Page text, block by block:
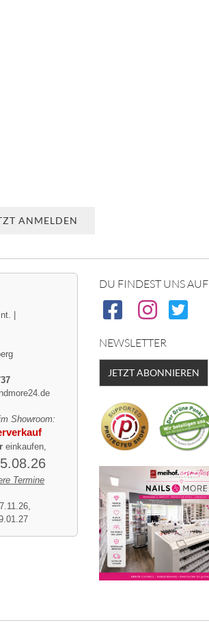
|
Showroom:
einkaufen,
Termine
DU FINDEST UNS AUF
NEWSLETTER
JETZT ABONNIEREN